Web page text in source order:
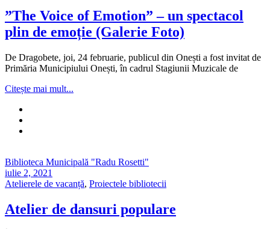
”The Voice of Emotion” – un spectacol
plin de emoție (Galerie Foto)
De Dragobete, joi, 24 februarie, publicul din Onești a fost invitat de
Primăria Municipiului Onești, în cadrul Stagiunii Muzicale de
Citește mai mult...
Biblioteca Municipală "Radu Rosetti"
iulie 2, 2021
Atelierele de vacanță, Proiectele bibliotecii
Atelier de dansuri populare